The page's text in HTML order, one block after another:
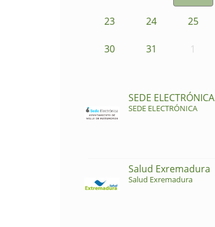
23 24 25
30 31 1
SEDE ELECTRÓNICA
SEDE ELECTRÓNICA
Salud Exremadura
Salud Exremadura